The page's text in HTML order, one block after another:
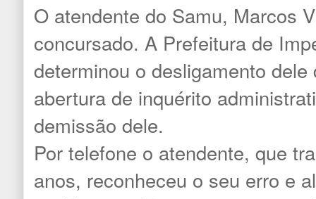
O atendente do Samu, Marcos
concursado. A Prefeitura de
determinou o desligamento
abertura de inquérito
demissão dele.
Por telefone o atendente, que
anos, reconheceu o seu erro e